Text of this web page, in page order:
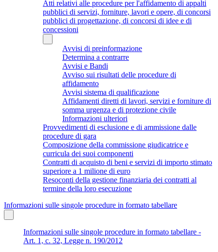
Atti relativi alle procedure per l'affidamento di appalti
pubblici di servizi, forniture, lavori e opere, di concorsi
pubblici di progettazione, di concorsi di idee e di
concessioni
Avvisi di preinformazione
Determina a contrarre
Avvisi e Bandi
Avviso sui risultati delle procedure di
affidamento
Avvisi sistema di qualificazione
Affidamenti diretti di lavori, servizi e forniture di
somma urgenza e di protezione civile
Informazioni ulteriori
Provvedimenti di esclusione e di ammissione dalle
procedure di gara
Composizione della commissione giudicatrice e
curricula dei suoi componenti
Contratti di acquisto di beni e servizi di importo stimato
superiore a 1 milione di euro
Resoconti della gestione finanziaria dei contratti al
termine della loro esecuzione
Informazioni sulle singole procedure in formato tabellare
Informazioni sulle singole procedure in formato tabellare -
Art. 1, c. 32, Legge n. 190/2012